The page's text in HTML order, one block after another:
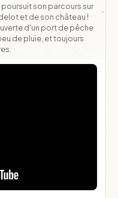
poursuit son parcours sur
et de son château !
d'un port de pêche
de pluie, et toujours